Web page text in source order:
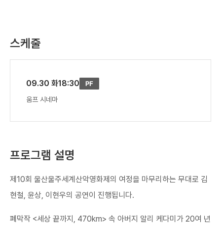
스케줄
09.30 화18:30
움프 시네마
프로그램 설명
제10회 울산울주세계산악영화제의 여정을 마무리하는 무대로 김
현철, 윤상, 이현우의 공연이 진행됩니다.
폐막작 <세상 끝까지, 470km> 속 아버지 알리 케다미가 20여 년